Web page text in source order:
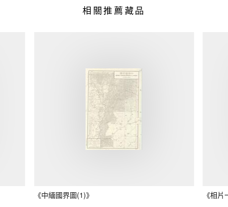
相關推薦藏品
《中緬國界圖(1)》 《相